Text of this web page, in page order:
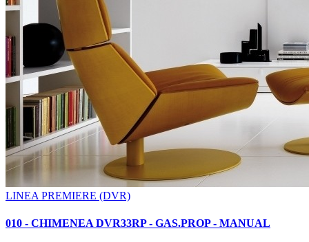
LINEA PREMIERE (DVR)
010 - CHIMENEA DVR33RP - GAS.PROP - MANUAL